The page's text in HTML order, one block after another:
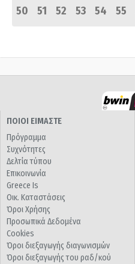
50
51 52 53 54 55
ΠΟΙΟΙ ΕΙΜΑΣΤΕ
Πρόγραμμα
Συχνότητες
Δελτία τύπου
Επικοινωνία
Greece Is
Οικ. Καταστάσεις
Όροι Χρήσης
Προσωπικά Δεδομένα
Cookies
Όροι διεξαγωγής διαγωνισμών
Όροι διεξαγωγής του ραδ/κού